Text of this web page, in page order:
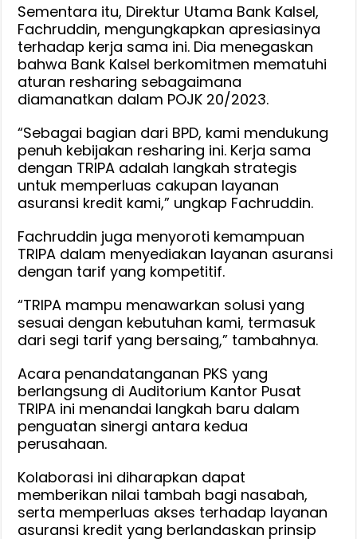
Sementara itu, Direktur Utama Bank Kalsel,
Fachruddin, mengungkapkan apresiasinya
terhadap kerja sama ini. Dia menegaskan
bahwa Bank Kalsel berkomitmen mematuhi
aturan resharing sebagaimana
diamanatkan dalam POJK 20/2023.
“Sebagai bagian dari BPD, kami mendukung
penuh kebijakan resharing ini. Kerja sama
dengan TRIPA adalah langkah strategis
untuk memperluas cakupan layanan
asuransi kredit kami,” ungkap Fachruddin.
Fachruddin juga menyoroti kemampuan
TRIPA dalam menyediakan layanan asuransi
dengan tarif yang kompetitif.
“TRIPA mampu menawarkan solusi yang
sesuai dengan kebutuhan kami, termasuk
dari segi tarif yang bersaing,” tambahnya.
Acara penandatanganan PKS yang
berlangsung di Auditorium Kantor Pusat
TRIPA ini menandai langkah baru dalam
penguatan sinergi antara kedua
perusahaan.
Kolaborasi ini diharapkan dapat
memberikan nilai tambah bagi nasabah,
serta memperluas akses terhadap layanan
asuransi kredit yang berlandaskan prinsip